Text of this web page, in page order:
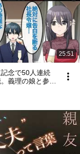
25:51
記念で50人連続
義理の娘と参加
すぐに否定する
【恋愛マンガ動